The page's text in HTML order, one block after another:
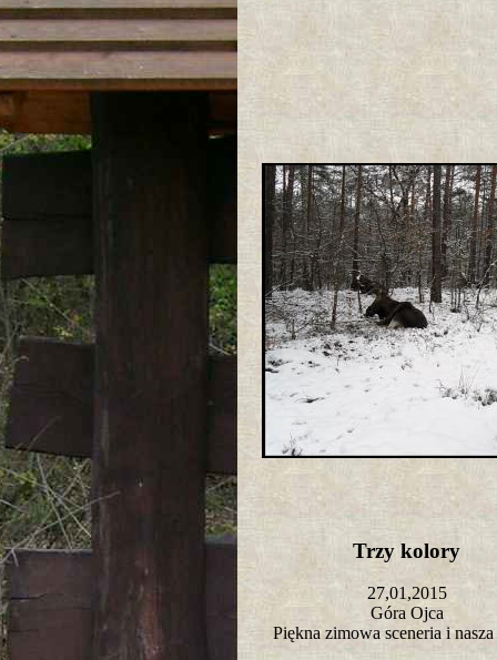
Trzy kolory
27,01,2015
Góra Ojca
Piękna zimowa sceneria i